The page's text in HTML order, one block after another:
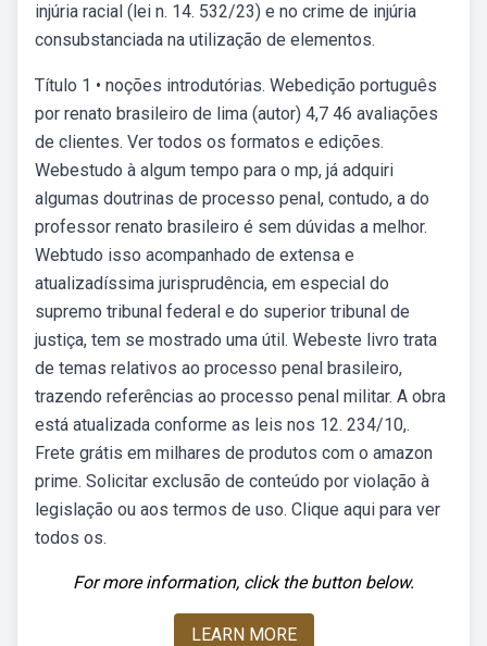
injúria racial (lei n. 14. 532/23) e no crime de injúria
consubstanciada na utilização de elementos.
Título 1 • noções introdutórias. Webedição português
por renato brasileiro de lima (autor) 4,7 46 avaliações
de clientes. Ver todos os formatos e edições.
Webestudo à algum tempo para o mp, já adquiri
algumas doutrinas de processo penal, contudo, a do
professor renato brasileiro é sem dúvidas a melhor.
Webtudo isso acompanhado de extensa e
atualizadíssima jurisprudência, em especial do
supremo tribunal federal e do superior tribunal de
justiça, tem se mostrado uma útil. Webeste livro trata
de temas relativos ao processo penal brasileiro,
trazendo referências ao processo penal militar. A obra
está atualizada conforme as leis nos 12. 234/10,.
Frete grátis em milhares de produtos com o amazon
prime. Solicitar exclusão de conteúdo por violação à
legislação ou aos termos de uso. Clique aqui para ver
todos os.
For more information, click the button below.
LEARN MORE